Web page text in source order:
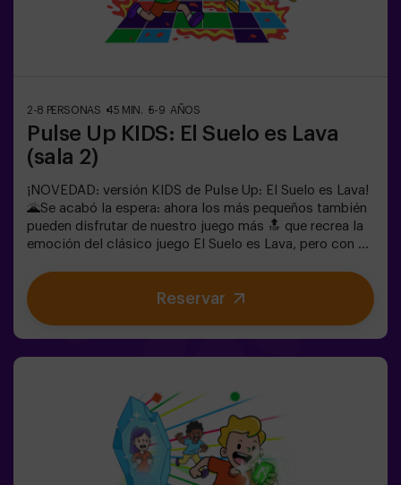
para liberar energía de la forma más divertida.✅ Ideal
para niños | familias | fiestas infantilesImportante: los
niños deben ir acompañados de un adulto, que cuenta
2-8 PERSONAS 45 MIN. 5-9 AÑOS
Pulse Up KIDS: El Suelo es Lava
(sala 2)
¡NOVEDAD: versión KIDS de Pulse Up: El Suelo es Lava!
🌋Se acabó la espera: ahora los más pequeños también
pueden disfrutar de nuestro juego más 🔝 que recrea la
emoción del clásico juego El Suelo es Lava, pero con un
dinámicos y coloridos que estimulan el cuerpo y la
mente🎉 Ideal para fiestas infantiles y
cumpleaños emocionantes🎁 Recuerdos inolvidables y
seguir jugando.👧👦 Para niños de 5 a 9 años. Si tienen
10 años o más, ¡la versión clásica de Pulse Up: El Suelo
es Lava es perfecta para ellos!Los niños deberán
colaborar, pensar rápido y moverse aún más rápido para
superar todos los retos. ¡Verán su progreso en tiempo
Reservar